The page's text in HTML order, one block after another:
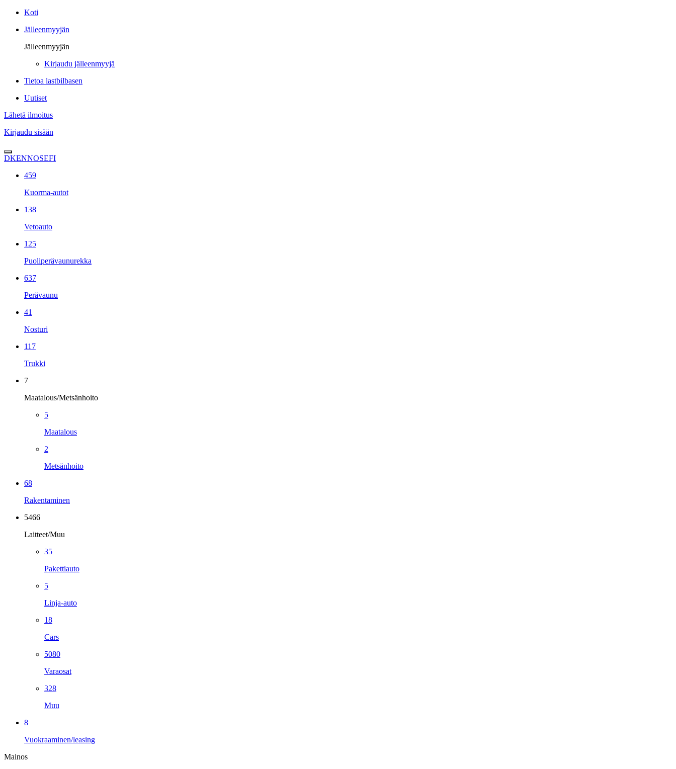
Koti
Jälleenmyyjän
Jälleenmyyjän
Kirjaudu jälleenmyyjä
Tietoa lastbilbasen
Uutiset
Lähetä ilmoitus
Kirjaudu sisään
DKENNOSEFI
459
Kuorma-autot
138
Vetoauto
125
Puoliperävaunurekka
637
Perävaunu
41
Nosturi
117
Trukki
7
Maatalous/Metsänhoito
5
Maatalous
2
Metsänhoito
68
Rakentaminen
5466
Laitteet/Muu
35
Pakettiauto
5
Linja-auto
18
Cars
5080
Varaosat
328
Muu
8
Vuokraaminen/leasing
Mainos